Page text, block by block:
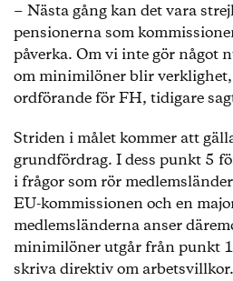
− Nästa gång kan det vara
pensionerna som
påverka. Om vi inte gör något
om minimilöner blir
ordförande för FH, tidigare
Striden i målet kommer att
grundfördrag. I dess punkt 5
i frågor som rör
EU-kommissionen och en
medlemsländerna anser
minimilöner utgår från punkt
skriva direktiv om arbetsvillkor.